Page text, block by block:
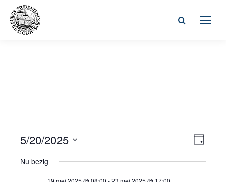
Zoeken:
Evenementen
in
Dag
5/20/2025
een
Nu bezig